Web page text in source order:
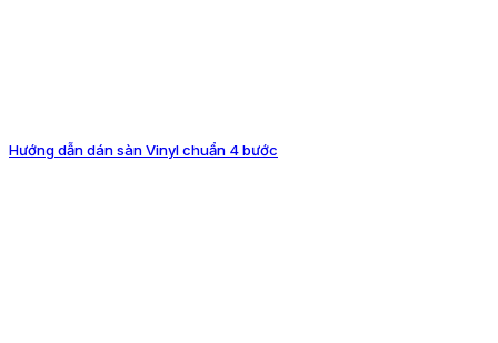
Hướng dẫn dán sàn Vinyl chuẩn 4 bước